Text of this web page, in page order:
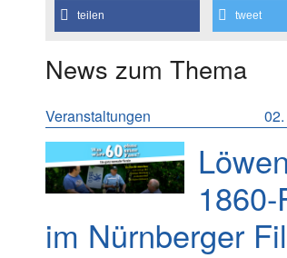
teilen tweet
News zum Thema
Veranstaltungen
im Nürnberger